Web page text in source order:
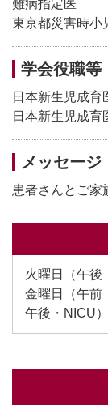
難病指定医
東京都災害時小
学会役職等
日本新生児成
日本新生児成
メッセージ
患者さんとご家
火曜日（午後
金曜日（午前
午後・NICU）